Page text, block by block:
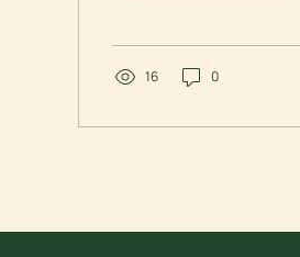
goede voorbereiding. In
praktische tips om veilig
16 0